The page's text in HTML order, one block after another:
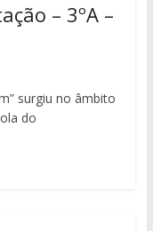
– 3ºA –
surgiu no âmbito
do